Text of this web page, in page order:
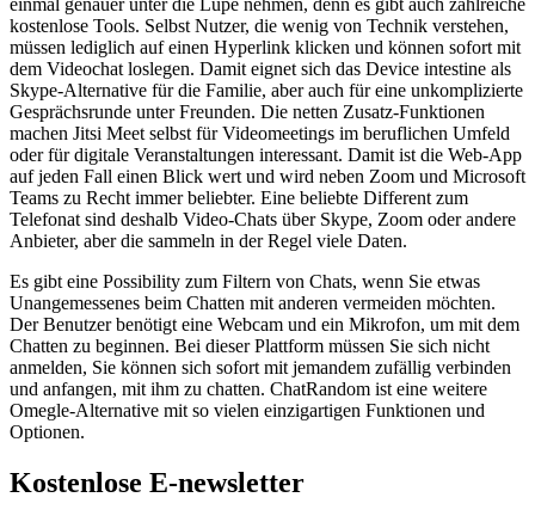
einmal genauer unter die Lupe nehmen, denn es gibt auch zahlreiche
kostenlose Tools. Selbst Nutzer, die wenig von Technik verstehen,
müssen lediglich auf einen Hyperlink klicken und können sofort mit
dem Videochat loslegen. Damit eignet sich das Device intestine als
Skype-Alternative für die Familie, aber auch für eine unkomplizierte
Gesprächsrunde unter Freunden. Die netten Zusatz-Funktionen
machen Jitsi Meet selbst für Videomeetings im beruflichen Umfeld
oder für digitale Veranstaltungen interessant. Damit ist die Web-App
auf jeden Fall einen Blick wert und wird neben Zoom und Microsoft
Teams zu Recht immer beliebter. Eine beliebte Different zum
Telefonat sind deshalb Video-Chats über Skype, Zoom oder andere
Anbieter, aber die sammeln in der Regel viele Daten.
Es gibt eine Possibility zum Filtern von Chats, wenn Sie etwas
Unangemessenes beim Chatten mit anderen vermeiden möchten.
Der Benutzer benötigt eine Webcam und ein Mikrofon, um mit dem
Chatten zu beginnen. Bei dieser Plattform müssen Sie sich nicht
anmelden, Sie können sich sofort mit jemandem zufällig verbinden
und anfangen, mit ihm zu chatten. ChatRandom ist eine weitere
Omegle-Alternative mit so vielen einzigartigen Funktionen und
Optionen.
Kostenlose E-newsletter